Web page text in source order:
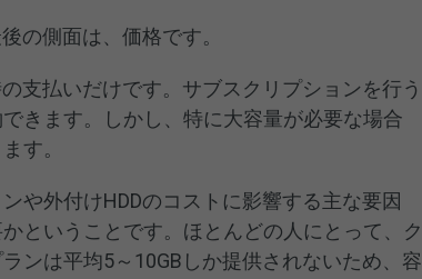
の側面は、価格です。
支払いだけです。サブスクリプションを行う
きます。しかし、特に大容量が必要な場合
す。
や外付けHDDのコストに影響する主な要因
ということです。ほとんどの人にとって、ク
ンは平均5～10GBしか提供されないため、容